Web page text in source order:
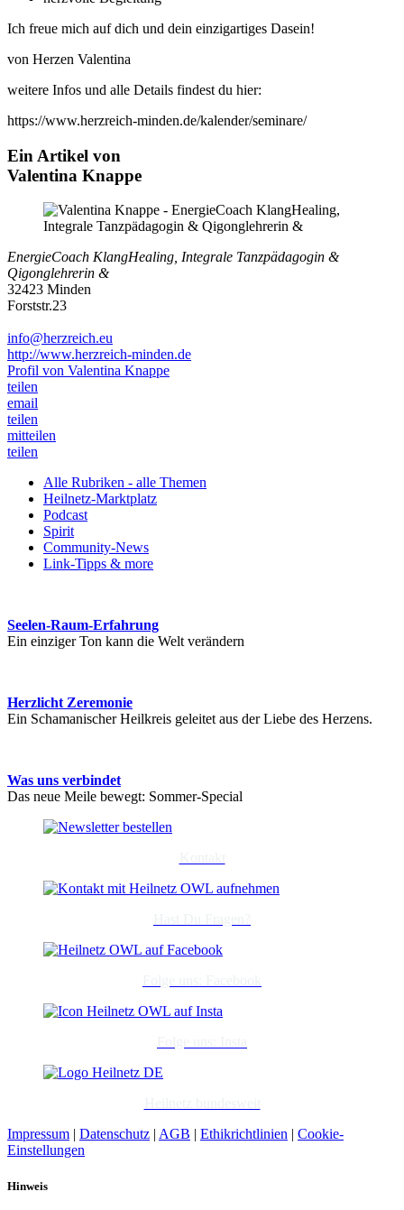
Ich freue mich auf dich und dein einzigartiges Dasein!
von Herzen Valentina
weitere Infos und alle Details findest du hier:
https://www.herzreich-minden.de/kalender/seminare/
Ein Artikel von
Valentina Knappe
EnergieCoach KlangHealing, Integrale Tanzpädagogin &
Qigonglehrerin &
32423 Minden
Forststr.23
info@herzreich.eu
http://www.herzreich-minden.de
Profil von Valentina Knappe
teilen
email
teilen
mitteilen
teilen
Alle Rubriken - alle Themen
Heilnetz-Marktplatz
Podcast
Spirit
Community-News
Link-Tipps & more
Seelen-Raum-Erfahrung
Ein einziger Ton kann die Welt verändern
Herzlicht Zeremonie
Ein Schamanischer Heilkreis geleitet aus der Liebe des Herzens.
Was uns verbindet
Das neue Meile bewegt: Sommer-Special
Impressum | Datenschutz | AGB | Ethikrichtlinien | Cookie-
Einstellungen
Hinweis